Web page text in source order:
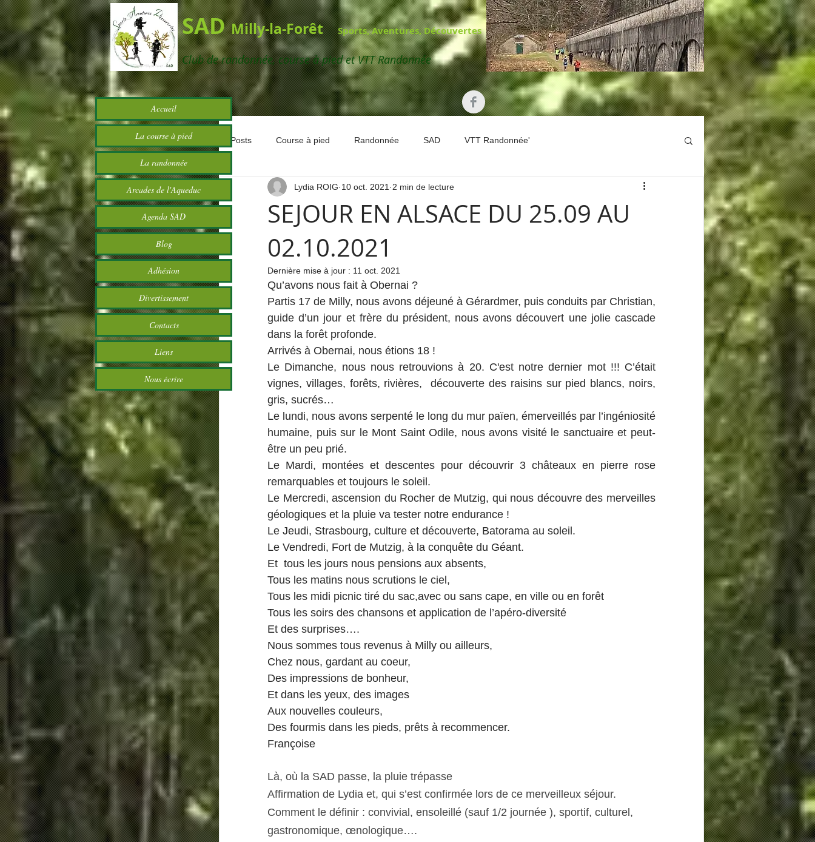
Accueil
La course à pied
La randonnée
Arcades de l'Aqueduc
Agenda SAD
Blog
Adhésion
Divertissement
Contacts
Liens
Nous écrire
SADMilly-la-ForêtSports, Aventures, Découvertes
Club de randonnée,course à pied et VTT Randonnée
All Posts Course à pied Randonnée SAD VTT Randonnée'
SEJOUR EN ALSACE DU 25.09 AU
02.10.2021
Lydia ROIG 10 oct. 2021 2 min de lecture
Dernière mise à jour : 11 oct. 2021
Qu’avons nous fait à Obernai ?
Partis 17 de Milly, nous avons déjeuné à Gérardmer, puis conduits par Christian,
guide d’un jour et frère du président, nous avons découvert une jolie cascade
dans la forêt profonde.
Arrivés à Obernai, nous étions 18 !
Le Dimanche, nous nous retrouvions à 20. C'est notre dernier mot !!! C’était
vignes, villages, forêts, rivières,  découverte des raisins sur pied blancs, noirs,
gris, sucrés…
Le lundi, nous avons serpenté le long du mur païen, émerveillés par l’ingéniosité
humaine, puis sur le Mont Saint Odile, nous avons visité le sanctuaire et peut-
être un peu prié.
Le Mardi, montées et descentes pour découvrir 3 châteaux en pierre rose
remarquables et toujours le soleil.
Le Mercredi, ascension du Rocher de Mutzig, qui nous découvre des merveilles
géologiques et la pluie va tester notre endurance !
Le Jeudi, Strasbourg, culture et découverte, Batorama au soleil.
Le Vendredi, Fort de Mutzig, à la conquête du Géant.
Et  tous les jours nous pensions aux absents,
Tous les matins nous scrutions le ciel,
Tous les midi picnic tiré du sac,avec ou sans cape, en ville ou en forêt
Tous les soirs des chansons et application de l’apéro-diversité
Et des surprises….
Nous sommes tous revenus à Milly ou ailleurs,
Chez nous, gardant au coeur,
Des impressions de bonheur,
Et dans les yeux, des images
Aux nouvelles couleurs,
Des fourmis dans les pieds, prêts à recommencer.
Françoise
Là, où la SAD passe, la pluie trépasse
Affirmation de Lydia et, qui s’est confirmée lors de ce merveilleux séjour.
Comment le définir : convivial, ensoleillé (sauf 1/2 journée ), sportif, culturel,
gastronomique, œnologique….